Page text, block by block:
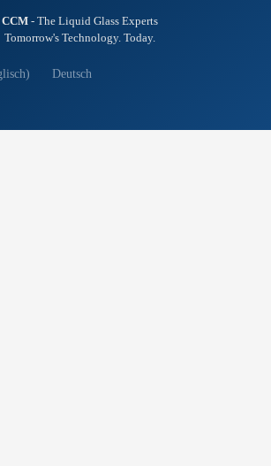
CCM - The Liquid Glass Experts
Tomorrow's Technology. Today.
) Deutsch